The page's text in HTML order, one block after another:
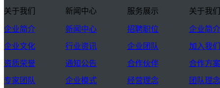
关于我们
企业简介
企业文化
资质荣誉
专家团队
新闻中心
新闻中心
行业资讯
通知公告
企业模式
服务展示
招聘职位
企业团队
合作伙伴
经营理念
关于我们
企业简介
加入我们
合作方案
团队理念